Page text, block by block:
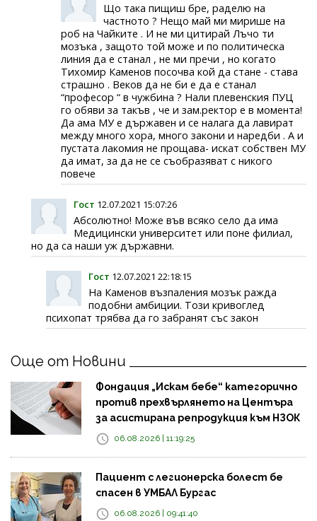
Що така пищиш бре, раделю на
частното ? Нещо май ми мирише на
роб на Чайките . И не ми цитирай Лъчо ти
мозъка , защото той може и по политическа
линия да е станал , не ми пречи , но когато
Тихомир Каменов посочва кой да стане - става
страшно . Веков да не би е да е станал
“професор “ в чужбина ? Нали плевенския ПУЦ
го обяви за такъв , че и зам.ректор е в момента!
Да ама МУ е държавен и се налага да лавират
между много хора, много закони и наредби . А и
пустата лакомия не прощава- искат собствен МУ
да имат, за да не се съобразяват с никого
повече
Гост 12.07.2021 15:07:26
Абсолютно! Може във всяко село да има
Медицински университет или поне филиал,
но да са наши уж държавни.
Гост 12.07.2021 22:18:15
На Каменов възпаления мозък ражда
подобни амбиции. Този кривоглед
психопат трябва да го забранят със закон
Още от Новини
Фондация „Искам бебе“ категорично
против прехвърлянето на Центъра
за асистирана репродукция към НЗОК
06.08.2026 | 11:19:25
Пациент с легионерска болест бе
спасен в УМБАЛ Бургас
06.08.2026 | 09:41:40